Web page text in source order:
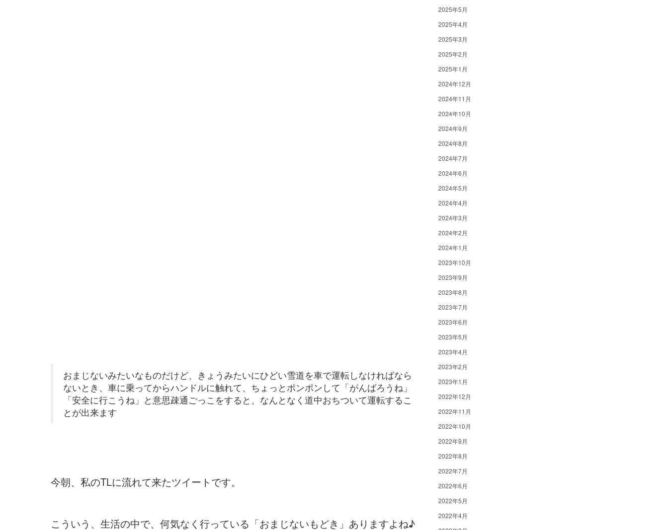
おまじないみたいなものだけど、きょうみたいにひどい雪道を車で運転しなければなら
ないとき、車に乗ってからハンドルに触れて、ちょっとポンポンして「がんばろうね」
「安全に行こうね」と意思疎通ごっこをすると、なんとなく道中おちついて運転するこ
とが出来ます
今朝、私のTLに流れて来たツイートです。
こういう、生活の中で、何気なく行っている「おまじないもどき」ありますよね♪
2025年5月
2025年4月
2025年3月
2025年2月
2025年1月
2024年12月
2024年11月
2024年10月
2024年9月
2024年8月
2024年7月
2024年6月
2024年5月
2024年4月
2024年3月
2024年2月
2024年1月
2023年10月
2023年9月
2023年8月
2023年7月
2023年6月
2023年5月
2023年4月
2023年2月
2023年1月
2022年12月
2022年11月
2022年10月
2022年9月
2022年8月
2022年7月
2022年6月
2022年5月
2022年4月